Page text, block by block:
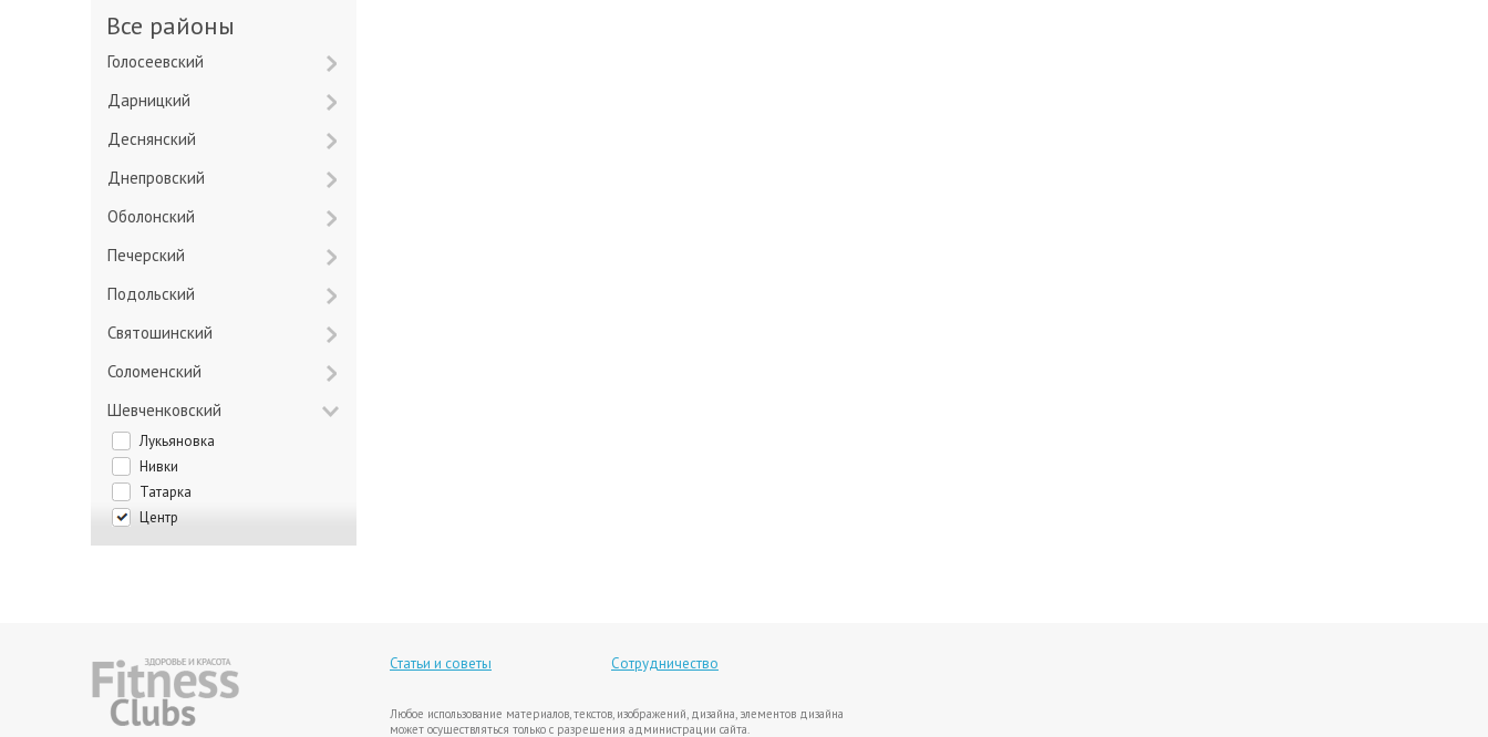
Все районы
Голосеевский
Дарницкий
Деснянский
Днепровский
Оболонский
Печерский
Подольский
Святошинский
Соломенский
Шевченковский
Лукьяновка
Нивки
Татарка
Центр
Статьи и советы Сотрудничество
Любое использование материалов, текстов, изображений, дизайна, элементов дизайна
может осуществляться только с разрешения администрации сайта.